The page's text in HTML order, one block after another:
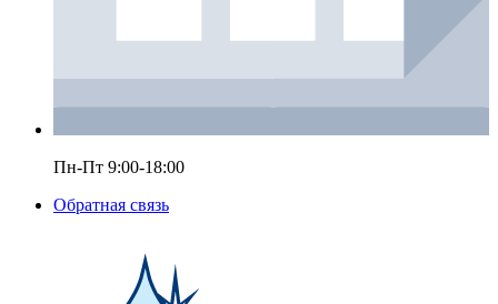
Пн-Пт 9:00-18:00
Обратная связь